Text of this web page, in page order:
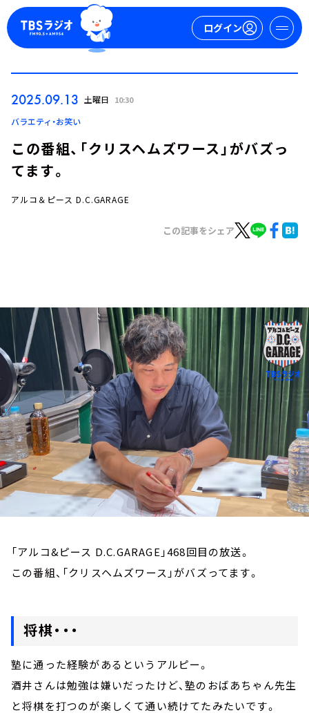
ログイン
ログイン
お知らせ
イベント・グッズ
YouTube
会社情報
2025.09.13 土曜日 10:30
バラエティ・お笑い
この番組、「クリスヘムズワース」がバズっ
てます。
アルコ＆ピース D.C.GARAGE
この記事をシェア
「アルコ&ピース D.C.GARAGE」468回目の放送。
この番組、「クリスヘムズワース」がバズってます。
将棋・・・
塾に通った経験があるというアルピー。
酒井さんは勉強は嫌いだったけど、塾のおばあちゃん先生
と将棋を打つのが楽しくて通い続けてたみたいです。